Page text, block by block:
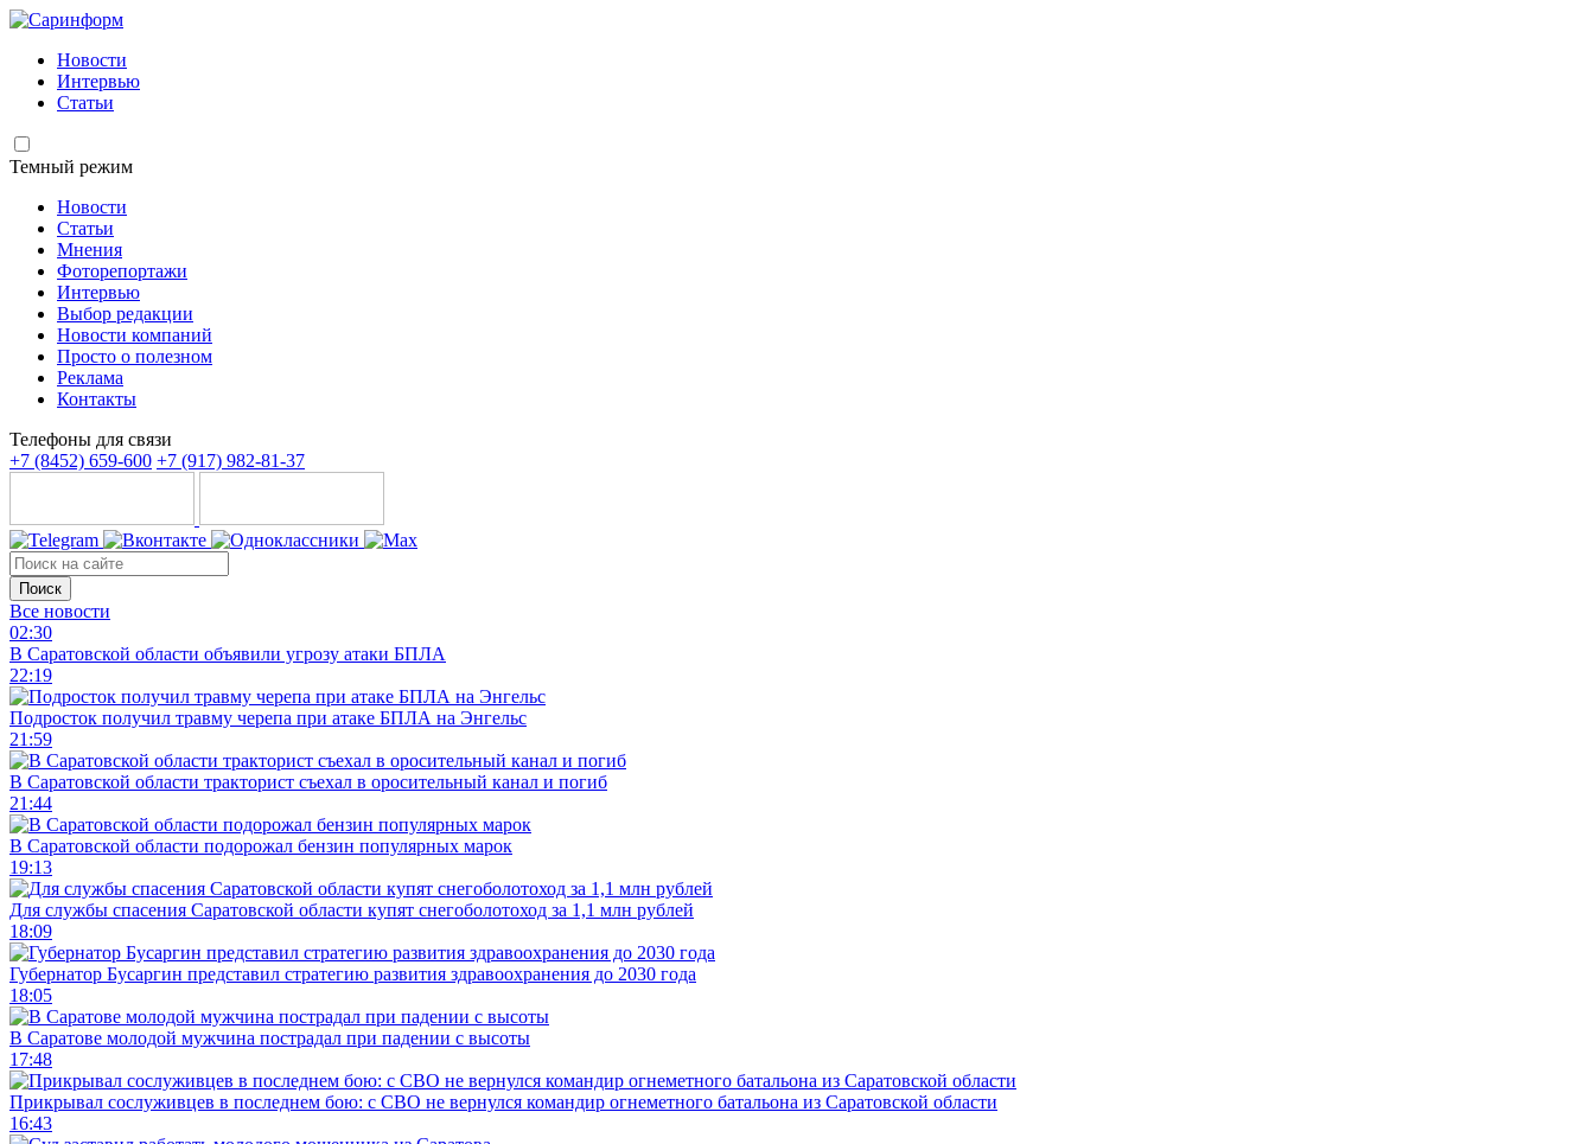
Новости
Интервью
Статьи
Темный режим
Новости
Статьи
Мнения
Фоторепортажи
Интервью
Выбор редакции
Новости компаний
Просто о полезном
Реклама
Контакты
Телефоны для связи
+7 (8452) 659-600 +7 (917) 982-81-37
Поиск
Все новости
02:30
В Саратовской области объявили угрозу атаки БПЛА
22:19
Подросток получил травму черепа при атаке БПЛА на Энгельс
21:59
В Саратовской области тракторист съехал в оросительный канал и погиб
21:44
В Саратовской области подорожал бензин популярных марок
19:13
Для службы спасения Саратовской области купят снегоболотоход за 1,1 млн рублей
18:09
Губернатор Бусаргин представил стратегию развития здравоохранения до 2030 года
18:05
В Саратове молодой мужчина пострадал при падении с высоты
17:48
Прикрывал сослуживцев в последнем бою: с СВО не вернулся командир огнеметного батальона из Саратовской области
16:43